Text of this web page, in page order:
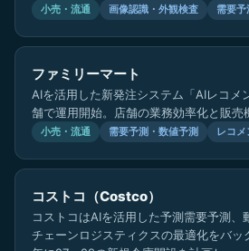
小売・流通 画像認識・外観検査 需要予
ファミリーマート
AIを活用した新発注システム「AIレコメ
舗で運用開始。店舗の業務効率化と販売
小売・流通 需要予測・数値予測 レコ
コストコ（Costco）
コストコはAIを活用した予測需要予測、
チェーンロジスティクスの最適化をバ